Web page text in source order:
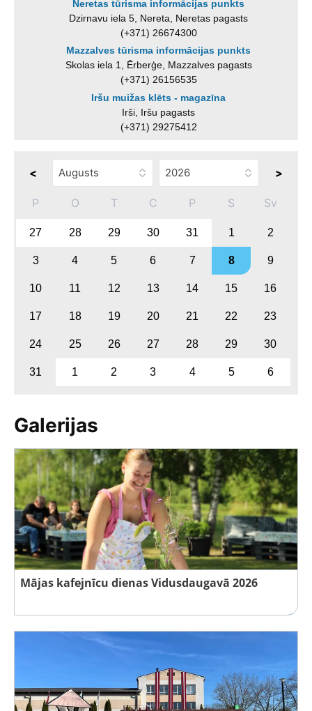
Neretas tūrisma informācijas punkts
Dzirnavu iela 5, Nereta, Neretas pagasts
(+371) 26674300
Mazzalves tūrisma informācijas punkts
Skolas iela 1, Ērberģe, Mazzalves pagasts
(+371) 26156535
Iršu muižas klēts - magazīna
Irši, Iršu pagasts
(+371) 29275412
< >
P O T C P S Sv
27 28 29 30 31 1 2
3 4 5 6 7 8 9
10 11 12 13 14 15 16
17 18 19 20 21 22 23
24 25 26 27 28 29 30
31 1 2 3 4 5 6
Galerijas
Mājas kafejnīcu dienas Vidusdaugavā 2026